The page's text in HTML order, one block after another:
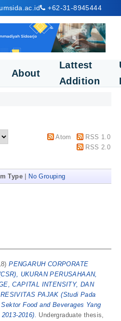
+62-31-8945444
About
Lattest
Addition
Atom
RSS 1.0
RSS 2.0
Type No Grouping
PENGARUH CORPORATE
UKURAN PERUSAHAAN,
CAPITAL INTENSITY, DAN
PAJAK (Studi Pada
Food and Beverages Yang
2016). Undergraduate thesis,